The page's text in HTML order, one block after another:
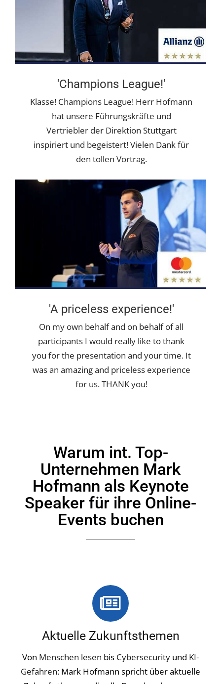
'Champions League!'
Klasse! Champions League! Herr Hofmann
hat unsere Führungskräfte und
Vertriebler der Direktion Stuttgart
inspiriert und begeistert! Vielen Dank für
den tollen Vortrag.
'A priceless experience!'
On my own behalf and on behalf of all
participants I would really like to thank
you for the presentation and your time. It
was an amazing and priceless experience
for us. THANK you!
Warum int. Top-
Unternehmen Mark
Hofmann als Keynote
Speaker für ihre Online-
Events buchen
Aktuelle Zukunftsthemen
Von Menschen lesen bis Cybersecurity und KI-
Gefahren: Mark Hofmann spricht über aktuelle